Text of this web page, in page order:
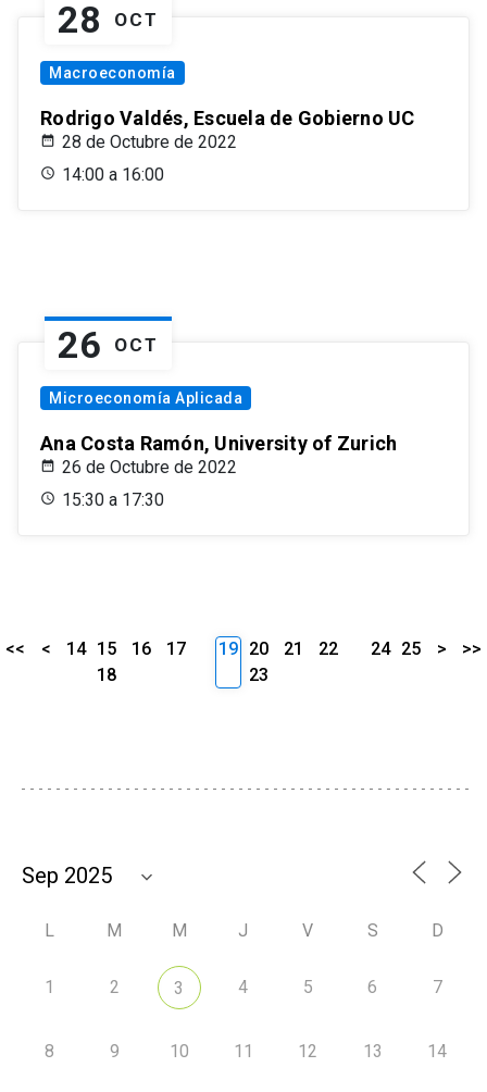
28 OCT
Macroeconomía
Rodrigo Valdés, Escuela de Gobierno UC
28 de Octubre de 2022
14:00 a 16:00
26 OCT
Microeconomía Aplicada
Ana Costa Ramón, University of Zurich
26 de Octubre de 2022
15:30 a 17:30
<< < 14 15 16
17
18
19 20 21
22
23
24 25 > >>
L M M J V S D
1 2 3 4 5 6 7
8 9 10 11 12 13 14